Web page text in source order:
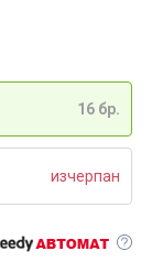
16 бр.
изчерпан